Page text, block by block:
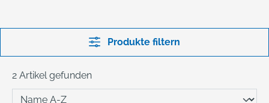
Produkte filtern
2 Artikel gefunden